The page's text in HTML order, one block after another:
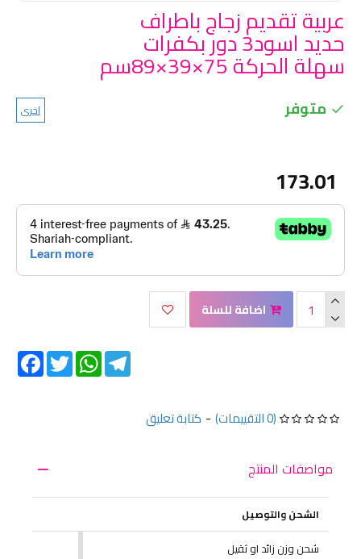
عربية تقديم زجاج باطراف
حديد اسود3 دور بكفرات
سهلة الحركة 75×39×89سم
متوفر اخرى
(0 التقييمات) - كتابة تعليق
173.01
اضافة للسلة
Twitter
WhatsAppTelegram
مواصفات المنتج
الشحن والتوصيل
شحن وزن زائد او ثقيل